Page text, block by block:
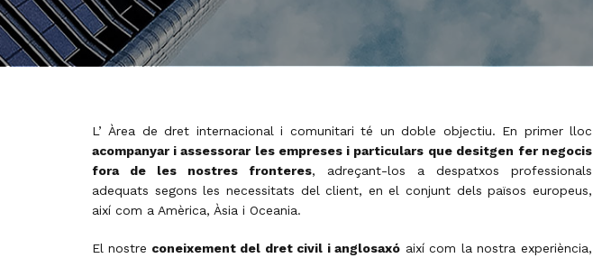
L’ Àrea de dret internacional i comunitari té un doble objectiu. En primer lloc
acompanyar i assessorar les empreses i particulars que desitgen fer negocis
fora de les nostres fronteres, adreçant-los a despatxos professionals
adequats segons les necessitats del client, en el conjunt dels països europeus,
així com a Amèrica, Àsia i Oceania.
El nostre coneixement del dret civil i anglosaxó així com la nostra experiència,